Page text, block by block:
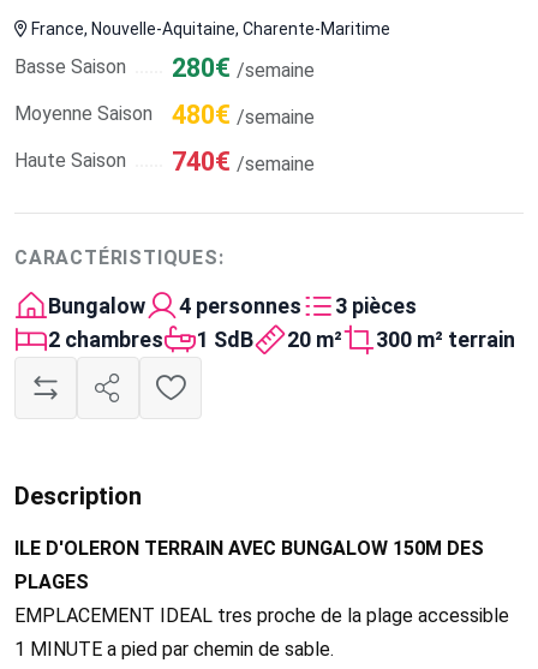
France, Nouvelle-Aquitaine, Charente-Maritime
Basse Saison 280€ /semaine
Moyenne Saison
480€ /semaine
Haute Saison
740€ /semaine
CARACTÉRISTIQUES:
Bungalow 4 personnes
3 pièces
2 chambres
1 SdB 20 m² 300 m² terrain
Description
ILE D'OLERON TERRAIN AVEC BUNGALOW 150M DES
PLAGES
EMPLACEMENT IDEAL tres proche de la plage accessible
1 MINUTE a pied par chemin de sable.